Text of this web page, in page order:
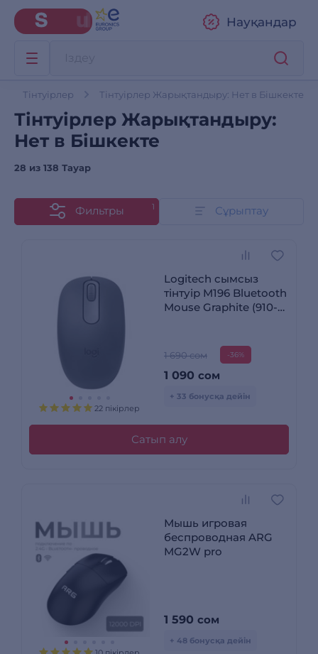
Науқандар
Тінтуірлер Тінтуірлер Жарықтандыру: Нет в Бішкекте
Тінтуірлер Жарықтандыру:
Нет в Бішкекте
28 из 138 Тауар
Фильтры 1 Сұрыптау
22 пікірлер
Logitech сымсыз
тінтуір M196 Bluetooth
Mouse Graphite (910-
1 690 сом -36%
1 090 сом
+ 33 бонусқа дейін
Сатып алу
Мышь игровая
беспроводная ARG
MG2W pro
1 590 сом
+ 48 бонусқа дейін